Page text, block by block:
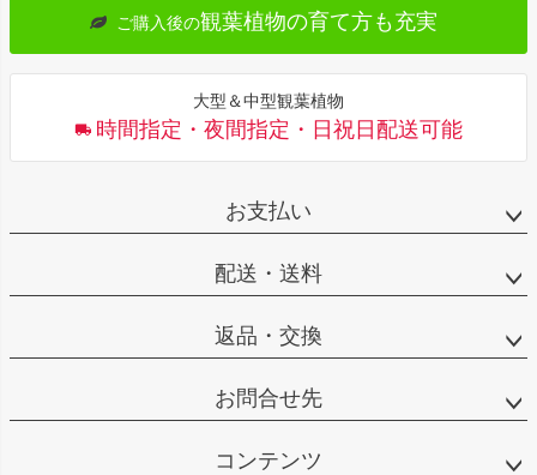
ご購入後の観葉植物の育て方も充実
大型＆中型観葉植物
時間指定・夜間指定・日祝日配送可能
お支払い
配送・送料
返品・交換
お問合せ先
コンテンツ